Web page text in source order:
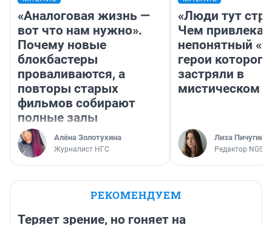
«Аналоговая жизнь —
вот что нам нужно».
Почему новые
блокбастеры
проваливаются, а
повторы старых
фильмов собирают
полные залы
Алёна Золотухина
Журналист НГС
«Люди тут
Чем
непонятный
герои которого
застряли в
мистическом
Лиза Пичугина
Редактор
РЕКОМЕНДУЕМ
Теряет зрение, но гоняет на